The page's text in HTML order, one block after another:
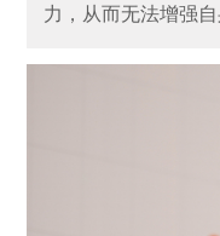
力，从而无法增强